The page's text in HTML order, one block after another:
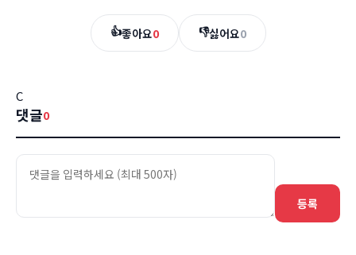
👍좋아요0 👎싫어요0
C
댓글0
등록